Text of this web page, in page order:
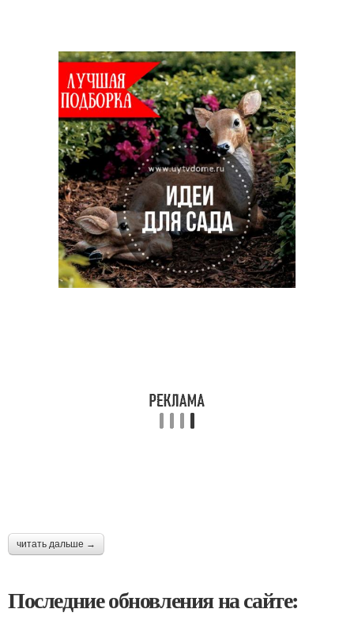
читать дальше →
Последние обновления на сайте: